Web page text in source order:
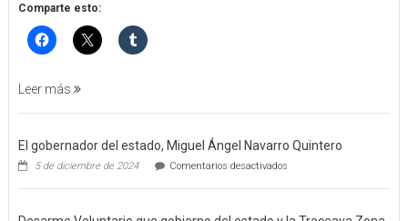
POR
FEMINICIDO
AGRAVADO
FILICIDIO
Comparte esto:
Leer más
El gobernador del estado, Miguel Ángel Navarro Quintero
5 de diciembre de 2024 Comentarios desactivadosen
gobernador